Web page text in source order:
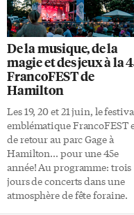
De la musique, de la
magie et des jeux à la
FrancoFEST de
Hamilton
Les 19, 20 et 21 juin, le
emblématique FrancoFEST
de retour au parc Gage à
Hamilton… pour une 45e
année! Au programme: trois
jours de concerts dans une
atmosphère de fête foraine.